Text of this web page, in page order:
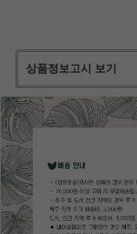
상품정보고시 보기